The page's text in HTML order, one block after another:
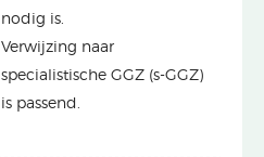
nodig is.
Verwijzing naar
specialistische GGZ (s-GGZ)
is passend.